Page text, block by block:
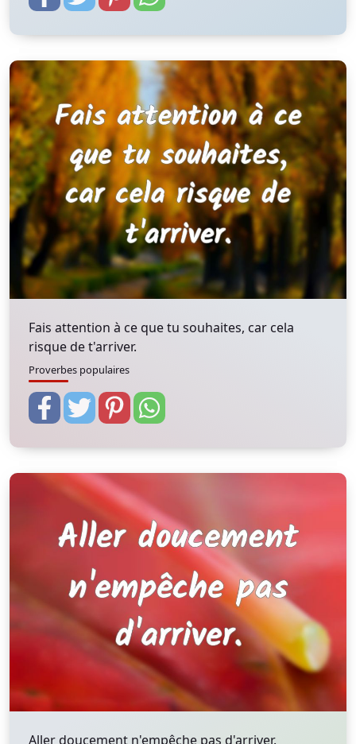
Fais attention à ce que tu souhaites, car cela
risque de t'arriver.
Proverbes populaires
Aller doucement n'empêche pas d'arriver.